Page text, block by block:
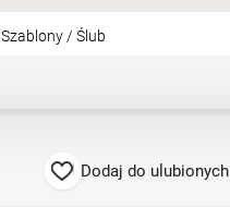
Szablony / Ślub
Dodaj do ulubionych